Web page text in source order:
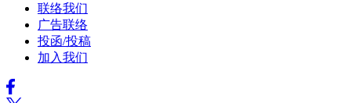
联络我们
广告联络
投函/投稿
加入我们